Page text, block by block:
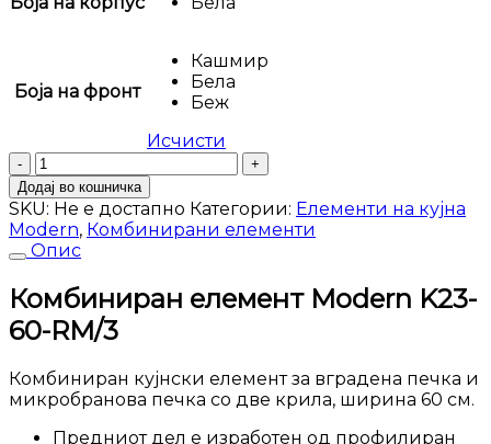
Боја на фронт
Кашмир
Бела
Беж
Исчисти
Комбиниран
елемент
Modern
K23-
60-
количина
Додај во кошничка
SKU: Не е достапно Категории: Елементи на кујна
Modern, Комбинирани елементи
Опис
Комбиниран елемент Modern K23-
60-RM/3
Комбиниран кујнски елемент за вградена печка и
микробранова печка со две крила, ширина 60 см.
Предниот дел е изработен од профилиран